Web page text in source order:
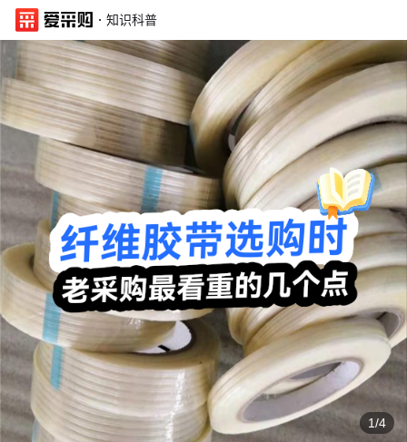
· 知识科普
1/4